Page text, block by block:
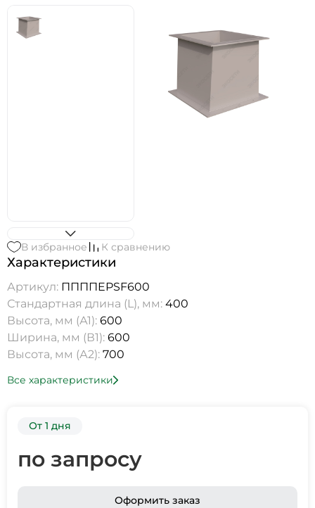
В избранное К сравнению
Характеристики
Артикул: ППППEPSF600
Стандартная длина (L), мм: 400
Высота, мм (А1): 600
Ширина, мм (В1): 600
Высота, мм (А2): 700
Все характеристики
От 1 дня
по запросу
Оформить заказ